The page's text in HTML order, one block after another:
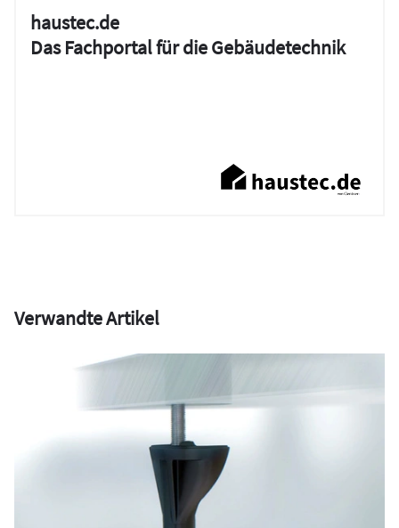
haustec.de
Das Fachportal für die Gebäudetechnik
Verwandte Artikel